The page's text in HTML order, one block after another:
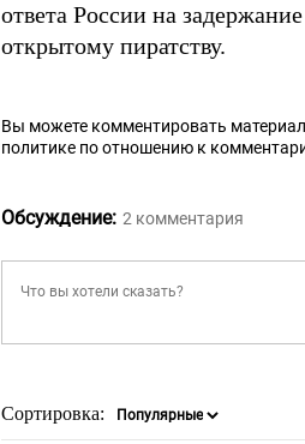
ответа России на
открытому пиратству.
Вы можете комментировать
политике по отношению к
Обсуждение: 2 комментария
Сортировка: